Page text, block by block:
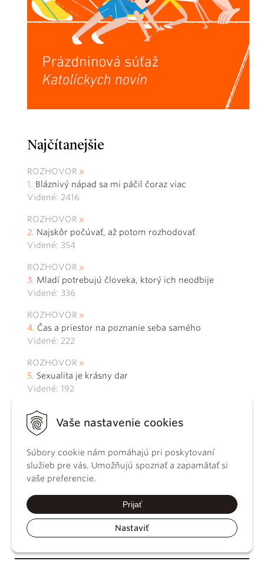
Vaše nastavenie cookies
Súbory cookie nám pomáhajú pri poskytovaní
služieb pre vás. Umožňujú spoznať a zapamätať si
vaše preferencie.
Prijať
Nastaviť
Najčítanejšie
ROZHOVOR
Bláznivý nápad sa mi páčil čoraz viac
Videné: 2416
ROZHOVOR
Najskôr počúvať, až potom rozhodovať
Videné: 354
ROZHOVOR
Mladí potrebujú človeka, ktorý ich neodbije
Videné: 336
ROZHOVOR
Čas a priestor na poznanie seba samého
Videné: 222
ROZHOVOR
Sexualita je krásny dar
Videné: 192
katolickenoviny.sk © 1849 - 2026 Katolícke
noviny
Archív